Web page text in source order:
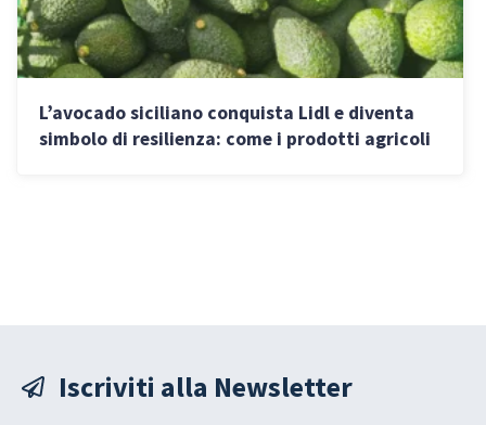
L’avocado siciliano conquista Lidl e diventa
simbolo di resilienza: come i prodotti agricoli
Iscriviti alla Newsletter